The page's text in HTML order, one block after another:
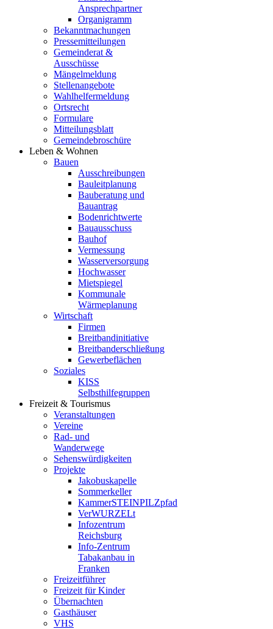
Ansprechpartner
Organigramm
Bekanntmachungen
Pressemitteilungen
Gemeinderat &
Ausschüsse
Mängelmeldung
Stellenangebote
Wahlhelfermeldung
Ortsrecht
Formulare
Mitteilungsblatt
Gemeindebroschüre
Leben & Wohnen
Bauen
Ausschreibungen
Bauleitplanung
Bauberatung und
Bauantrag
Bodenrichtwerte
Bauausschuss
Bauhof
Vermessung
Wasserversorgung
Hochwasser
Mietspiegel
Kommunale
Wärmeplanung
Wirtschaft
Firmen
Breitbandinitiative
Breitbanderschließung
Gewerbeflächen
Soziales
KISS
Selbsthilfegruppen
Freizeit & Tourismus
Veranstaltungen
Vereine
Rad- und
Wanderwege
Sehenswürdigkeiten
Projekte
Jakobuskapelle
Sommerkeller
KammerSTEINPILZpfad
VerWURZELt
Infozentrum
Reichsburg
Info-Zentrum
Tabakanbau in
Franken
Freizeitführer
Freizeit für Kinder
Übernachten
Gasthäuser
VHS